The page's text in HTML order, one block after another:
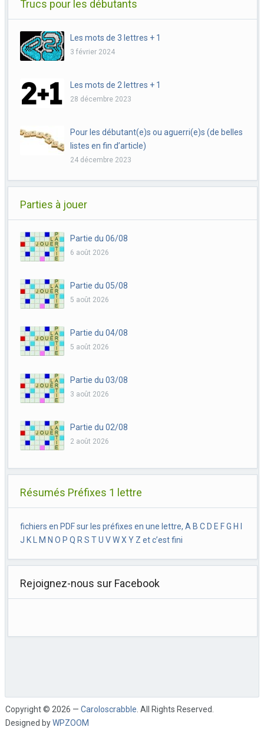
Trucs pour les débutants
Les mots de 3 lettres + 1
3 février 2024
Les mots de 2 lettres + 1
28 décembre 2023
Pour les débutant(e)s ou aguerri(e)s (de belles
listes en fin d’article)
24 décembre 2023
Parties à jouer
Partie du 06/08
6 août 2026
Partie du 05/08
5 août 2026
Partie du 04/08
5 août 2026
Partie du 03/08
3 août 2026
Partie du 02/08
2 août 2026
Résumés Préfixes 1 lettre
fichiers en PDF sur les préfixes en une lettre, A B C D E F G H I
J K L M N O P Q R S T U V W X Y Z et c’est fini
Rejoignez-nous sur Facebook
Copyright © 2026 — Caroloscrabble . All Rights Reserved.
Designed byWPZOOM